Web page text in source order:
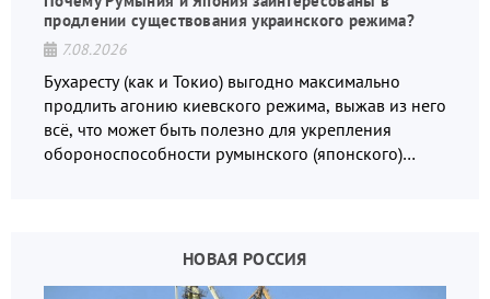
продлении существования украинского режима?
7.08.2026
Бухаресту (как и Токио) выгодно максимально
продлить агонию киевского режима, выжав из него
всё, что может быть полезно для укрепления
обороноспособности румынского (японского)
НОВАЯ РОССИЯ